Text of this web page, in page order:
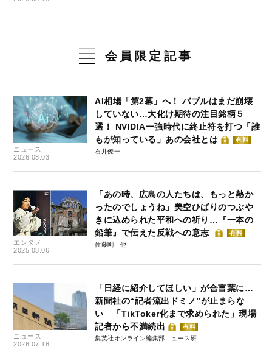
会員限定記事
ニュース
2026.08.03
AI相場「第2幕」へ！ バブルはまだ崩壊
していない…大化け期待の注目銘柄５
選！ NVIDIA一強時代に終止符を打つ「誰
もが知っている」あの会社とは
有料
石井僚一
エンタメ
2025.08.06
「あの時、広島の人たちは、もっと熱か
ったのでしょうね」美空ひばりのつぶや
きに込められた平和への祈り…『一本の
鉛筆』で伝えた反戦への意志
有料
佐藤剛
ニュース
2026.07.18
「日経に紹介してほしい」が合言葉に…
新聞社の“記者流出ドミノ”が止まらな
い 「TikToker化まで求められた」現場
記者から不満続出
有料
集英社オンライン編集部ニュース班